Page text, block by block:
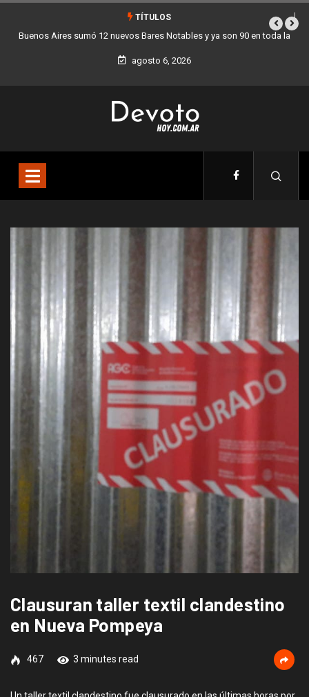
TÍTULOS
la Los stands móviles de la Ciudad llegan esta semana a Villa Devoto
agosto 6, 2026
Clausuran taller textil clandestino
en Nueva Pompeya
467 3 minutes read